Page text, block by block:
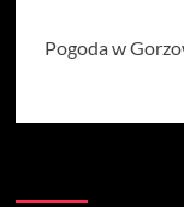
Pogoda w